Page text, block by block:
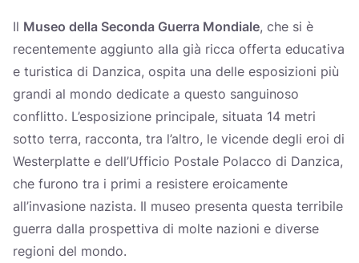
Il Museo della Seconda Guerra Mondiale, che si è
recentemente aggiunto alla già ricca offerta educativa
e turistica di Danzica, ospita una delle esposizioni più
grandi al mondo dedicate a questo sanguinoso
conflitto. L’esposizione principale, situata 14 metri
sotto terra, racconta, tra l’altro, le vicende degli eroi di
Westerplatte e dell’Ufficio Postale Polacco di Danzica,
che furono tra i primi a resistere eroicamente
all’invasione nazista. Il museo presenta questa terribile
guerra dalla prospettiva di molte nazioni e diverse
regioni del mondo.